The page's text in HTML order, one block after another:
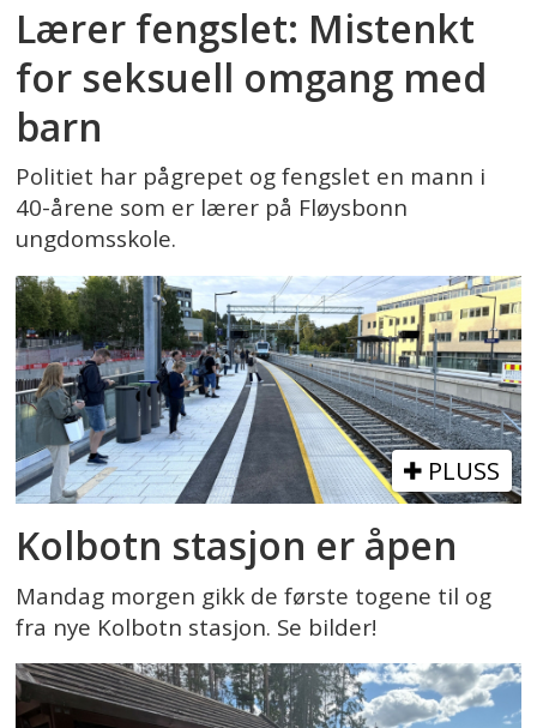
Lærer fengslet: Mistenkt
for seksuell omgang med
barn
Politiet har pågrepet og fengslet en mann i
40-årene som er lærer på Fløysbonn
ungdomsskole.
PLUSS
Kolbotn stasjon er åpen
Mandag morgen gikk de første togene til og
fra nye Kolbotn stasjon. Se bilder!